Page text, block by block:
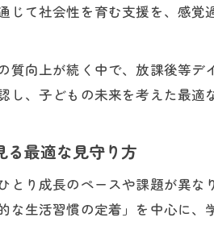
未来を考
放課後等
成長を支
将来を見据え
未来を考
発達障害
じて社会性を育む支援を、感
質向上が続く中で、放課後等
し、子どもの未来を考えた最適
る最適な見守り方
とり成長のペースや課題が異
な生活習慣の定着」を中心に